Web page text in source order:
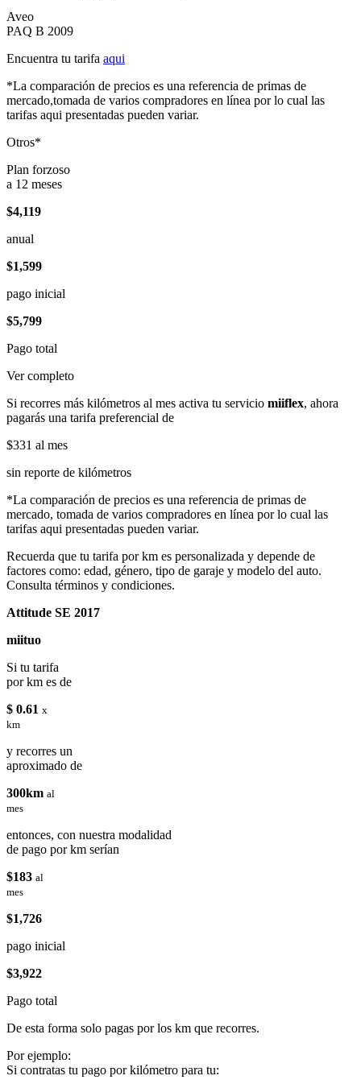
Aveo
PAQ B 2009
Encuentra tu tarifa aqui
*La comparación de precios es una referencia de primas de
mercado,tomada de varios compradores en línea por lo cual las
tarifas aqui presentadas pueden variar.
Otros*
Plan forzoso
a 12 meses
$4,119
anual
$1,599
pago inicial
$5,799
Pago total
Ver completo
Si recorres más kilómetros al mes activa tu servicio miiflex, ahora
pagarás una tarifa preferencial de
$331 al mes
sin reporte de kilómetros
*La comparación de precios es una referencia de primas de
mercado, tomada de varios compradores en línea por lo cual las
tarifas aqui presentadas pueden variar.
Recuerda que tu tarifa por km es personalizada y depende de
factores como: edad, género, tipo de garaje y modelo del auto.
Consulta términos y condiciones.
Attitude SE 2017
miituo
Si tu tarifa
por km es de
$ 0.61 x
km
y recorres un
aproximado de
300km al
mes
entonces, con nuestra modalidad
de pago por km serían
$183 al
mes
$1,726
pago inicial
$3,922
Pago total
De esta forma solo pagas por los km que recorres.
Por ejemplo:
Si contratas tu pago por kilómetro para tu: